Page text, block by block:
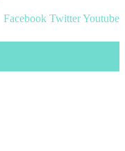
Facebook TwitterYoutube